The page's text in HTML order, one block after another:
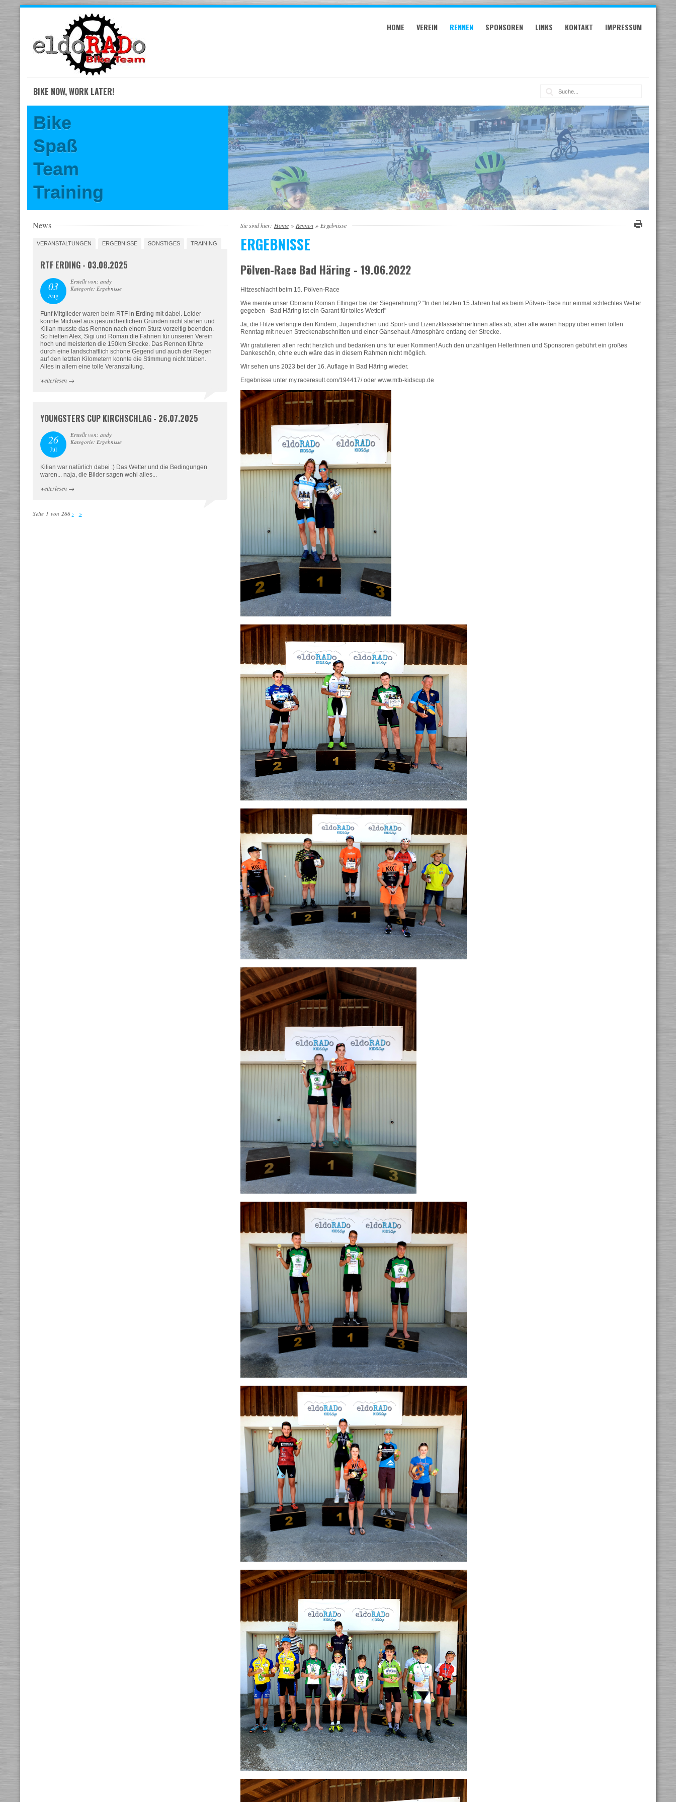
content
HOME VEREIN RENNEN SPONSOREN LINKS KONTAKT IMPRESSUM
BIKE NOW, WORK LATER! Suche:
Bike
Spaß
Team
Training
Sie sind hier: Home » Rennen » Ergebnisse
ERGEBNISSE
Pölven-Race Bad Häring - 19.06.2022
Hitzeschlacht beim 15. Pölven-Race
Wie meinte unser Obmann Roman Ellinger bei der Siegerehrung? "In den letzten 15 Jahren hat es beim Pölven-Race nur einmal schlechtes Wetter
gegeben - Bad Häring ist ein Garant für tolles Wetter!"
Ja, die Hitze verlangte den Kindern, Jugendlichen und Sport- und LizenzklassefahrerInnen alles ab, aber alle waren happy über einen tollen
Renntag mit neuen Streckenabschnitten und einer Gänsehaut-Atmosphäre entlang der Strecke.
Wir gratulieren allen recht herzlich und bedanken uns für euer Kommen! Auch den unzähligen HelferInnen und Sponsoren gebührt ein großes
Dankeschön, ohne euch wäre das in diesem Rahmen nicht möglich.
Wir sehen uns 2023 bei der 16. Auflage in Bad Häring wieder.
Ergebnisse unter my.raceresult.com/194417/ oder www.mtb-kidscup.de
News
VERANSTALTUNGEN ERGEBNISSE SONSTIGES TRAINING
RTF ERDING - 03.08.2025
03
Aug
Erstellt von: andy
Kategorie: Ergebnisse
Fünf Mitglieder waren beim RTF in Erding mit dabei. Leider
konnte Michael aus gesundheitlichen Gründen nicht starten und
Kilian musste das Rennen nach einem Sturz vorzeitig beenden.
So hielten Alex, Sigi und Roman die Fahnen für unseren Verein
hoch und meisterten die 150km Strecke. Das Rennen führte
durch eine landschaftlich schöne Gegend und auch der Regen
auf den letzten Kilometern konnte die Stimmung nicht trüben.
Alles in allem eine tolle Veranstaltung.
weiterlesen→
YOUNGSTERS CUP KIRCHSCHLAG - 26.07.2025
26
Jul
Erstellt von: andy
Kategorie: Ergebnisse
Kilian war natürlich dabei :) Das Wetter und die Bedingungen
waren... naja, die Bilder sagen wohl alles...
weiterlesen→
Seite 1 von 266 › »